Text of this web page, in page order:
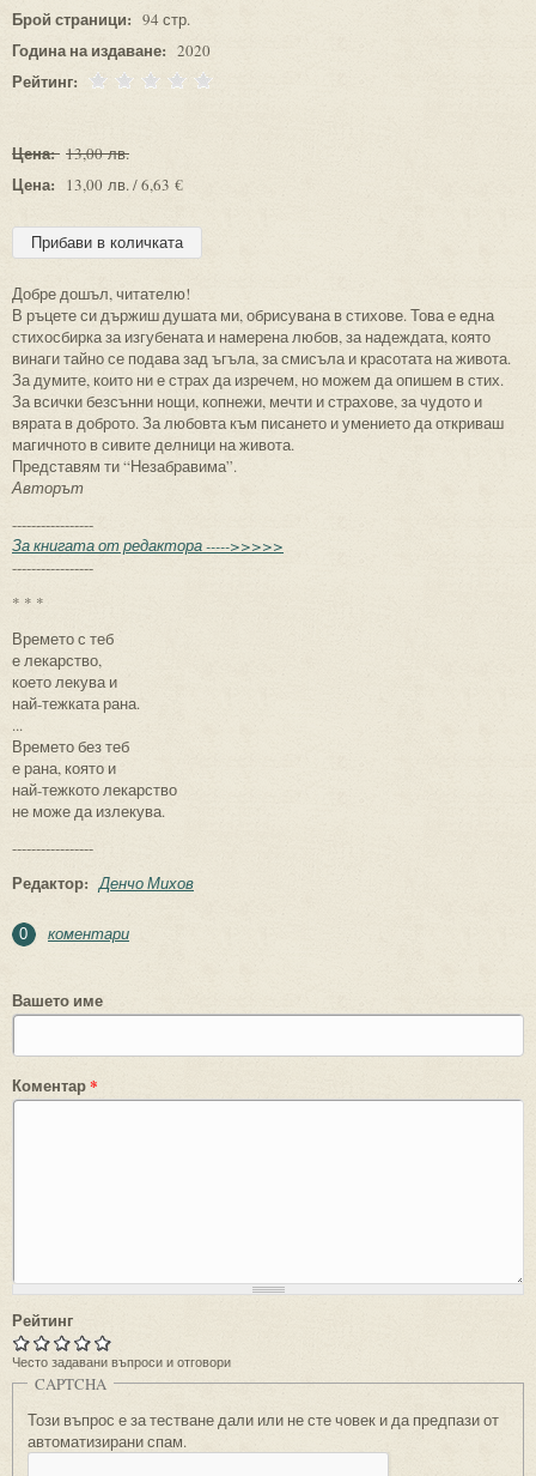
Брой страници: 94 стр.
Година на издаване: 2020
Рейтинг:
Цена: 13,00 лв.
Цена: 13,00 лв. / 6,63 €
Добре дошъл, читателю!
В ръцете си държиш душата ми, обрисувана в стихове. Това е една
стихосбирка за изгубената и намерена любов, за надеждата, която
винаги тайно се подава зад ъгъла, за смисъла и красотата на живота.
За думите, които ни е страх да изречем, но можем да опишем в стих.
За всички безсънни нощи, копнежи, мечти и страхове, за чудото и
вярата в доброто. За любовта към писането и умението да откриваш
магичното в сивите делници на живота.
Представям ти “Незабравима”.
Авторът
-----------------
За книгата от редактора ----->>>>>
-----------------
* * *
Времето с теб
е лекарство,
което лекува и
най-тежката рана.
...
Времето без теб
е рана, която и
най-тежкото лекарство
не може да излекува.
-----------------
Редактор: Денчо Михов
0 коментари
Вашето име
Коментар*
Рейтинг
Често задавани въпроси и отговори
CAPTCHA
Този въпрос е за тестване дали или не сте човек и да предпази от
автоматизирани спам.